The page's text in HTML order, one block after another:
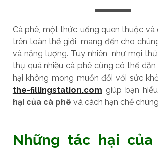
Cà phê, một thức uống quen thuộc và
trên toàn thế giới, mang đến cho
và năng lượng. Tuy nhiên, như mọi
thụ quá nhiều cà phê cũng có thể
hại không mong muốn đối với sức
the-fillingstation.com giúp bạn
hại của cà phê và cách hạn chế
Những tác hại